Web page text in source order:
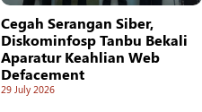
Cegah Serangan Siber,
Diskominfosp Tanbu Bekali
Aparatur Keahlian Web
Defacement
29 July 2026